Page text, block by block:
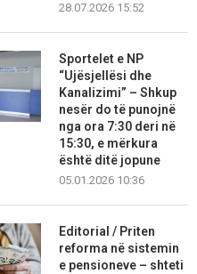
28.07.2026 15:52
Sportelet e NP
“Ujësjellësi dhe
Kanalizimi” – Shkup
nesër do të punojnë
nga ora 7:30 deri në
15:30, e mërkura
është ditë jopune
05.01.2026 10:36
Editorial / Priten
reforma në sistemin
e pensioneve – shteti